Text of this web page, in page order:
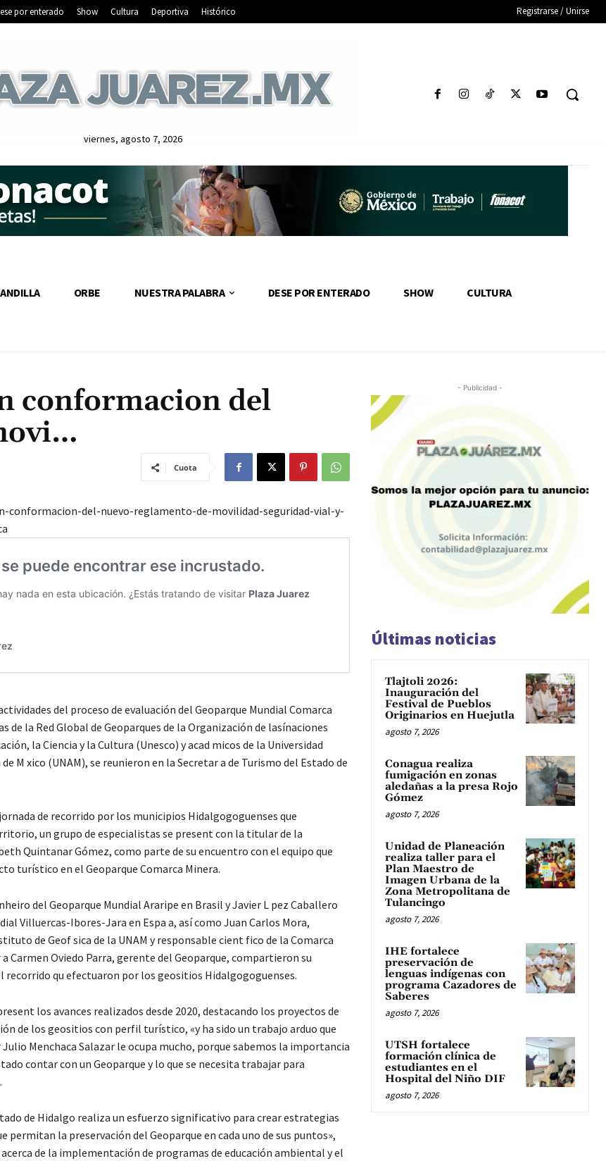
por enterado Show Cultura Deportiva Histórico Registrarse / Unirse
viernes, agosto 7, 2026
ORBE NUESTRA PALABRA DESE POR ENTERADO SHOW CULTURA
conformacion del
Cuota
conformacion-del-nuevo-reglamento-de-movilidad-seguridad-vial-y-
del proceso de evaluación del Geoparque Mundial Comarca
de la Red Global de Geoparques de la Organización de lasínaciones
la Ciencia y la Cultura (Unesco) y acad micos de la Universidad
M xico (UNAM), se reunieron en la Secretar a de Turismo del Estado de
de recorrido por los municipios Hidalgogoguenses que
un grupo de especialistas se present con la titular de la
Quintanar Gómez, como parte de su encuentro con el equipo que
turístico en el Geoparque Comarca Minera.
del Geoparque Mundial Araripe en Brasil y Javier L pez Caballero
Villuercas-Ibores-Jara en Espa a, así como Juan Carlos Mora,
de Geof sica de la UNAM y responsable cient fico de la Comarca
Carmen Oviedo Parra, gerente del Geoparque, compartieron su
recorrido qu efectuaron por los geositios Hidalgogoguenses.
los avances realizados desde 2020, destacando los proyectos de
de los geositios con perfil turístico, «y ha sido un trabajo arduo que
Menchaca Salazar le ocupa mucho, porque sabemos la importancia
contar con un Geoparque y lo que se necesita trabajar para
de Hidalgo realiza un esfuerzo significativo para crear estrategias
permitan la preservación del Geoparque en cada uno de sus puntos»,
de la implementación de programas de educación ambiental y el
- Publicidad -
Últimas noticias
Tlajtoli 2026:
Inauguración del
Festival de Pueblos
Originarios en Huejutla
agosto 7, 2026
Conagua realiza
fumigación en zonas
aledañas a la presa Rojo
Gómez
agosto 7, 2026
Unidad de Planeación
realiza taller para el
Plan Maestro de
Imagen Urbana de la
Zona Metropolitana de
Tulancingo
agosto 7, 2026
IHE fortalece
preservación de
lenguas indígenas con
programa Cazadores de
Saberes
agosto 7, 2026
UTSH fortalece
formación clínica de
estudiantes en el
Hospital del Niño DIF
agosto 7, 2026